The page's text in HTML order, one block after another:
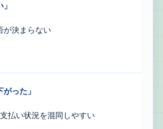
が決まらない
った」
払い状況を混同しやすい